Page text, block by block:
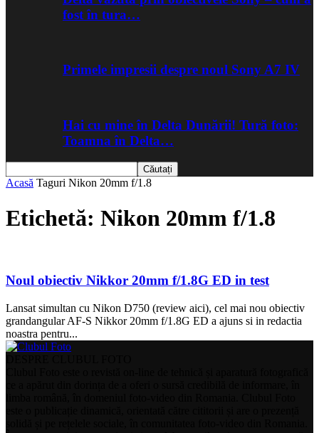
fost în tura…
Primele impresii despre noul Sony A7 IV
Hai cu mine în Delta Dunării! Tură foto:
Toamna în Delta…
Acasă Taguri Nikon 20mm f/1.8
Etichetă: Nikon 20mm f/1.8
Noul obiectiv Nikkor 20mm f/1.8G ED in test
Lansat simultan cu Nikon D750 (review aici), cel mai nou obiectiv
grandangular AF-S Nikkor 20mm f/1.8G ED a ajuns si in redactia
noastra pentru...